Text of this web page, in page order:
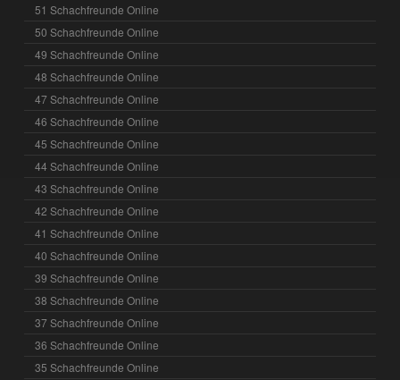
51 Schachfreunde Online
50 Schachfreunde Online
49 Schachfreunde Online
48 Schachfreunde Online
47 Schachfreunde Online
46 Schachfreunde Online
45 Schachfreunde Online
44 Schachfreunde Online
43 Schachfreunde Online
42 Schachfreunde Online
41 Schachfreunde Online
40 Schachfreunde Online
39 Schachfreunde Online
38 Schachfreunde Online
37 Schachfreunde Online
36 Schachfreunde Online
35 Schachfreunde Online